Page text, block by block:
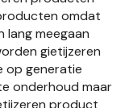
omdat
lang meegaan
gietijzeren
op generatie
onderhoud maar